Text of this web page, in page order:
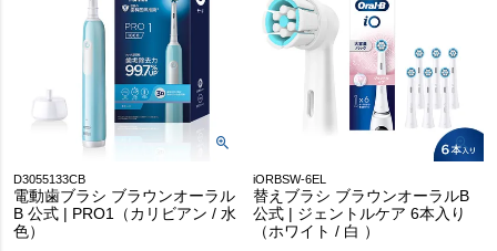
D3055133CB
電動歯ブラシ ブラウンオーラル
B 公式 | PRO1（カリビアン / 水
色）
iORBSW-6EL
替えブラシ ブラウンオーラルB
公式 | ジェントルケア 6本入り
（ホワイト / 白 ）